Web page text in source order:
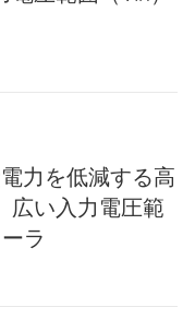
力を低減する高
広い入力電圧範
ラ